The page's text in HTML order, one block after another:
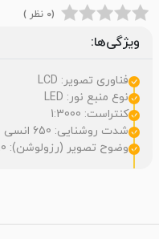
(0 نظر )
ویژگی‌ها:
فناوری تصویر: LCD
نوع منبع نور: LED
کنتراست: 1:3000
شدت روشنایی: 650 انسی لومن
وضوح تصویر (رزولوشن): FULLHD 1920×1080